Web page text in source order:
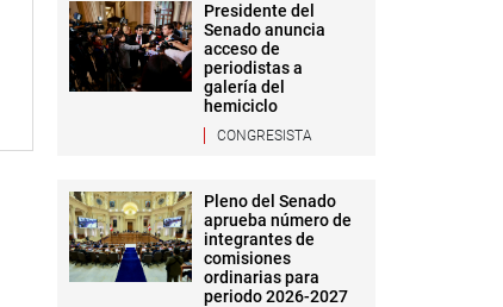
Presidente del
Senado anuncia
acceso de
periodistas a
galería del
hemiciclo
CONGRESISTA
Pleno del Senado
aprueba número de
integrantes de
comisiones
ordinarias para
periodo 2026-2027